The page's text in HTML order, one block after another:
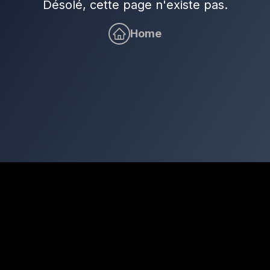
Désolé, cette page n'existe pas.
Home